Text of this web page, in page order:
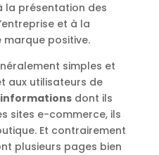
la présentation des
et à la
marque positive.
simples et
aux utilisateurs de
dont ils
sites e-commerce, ils
Et contrairement
plusieurs pages bien